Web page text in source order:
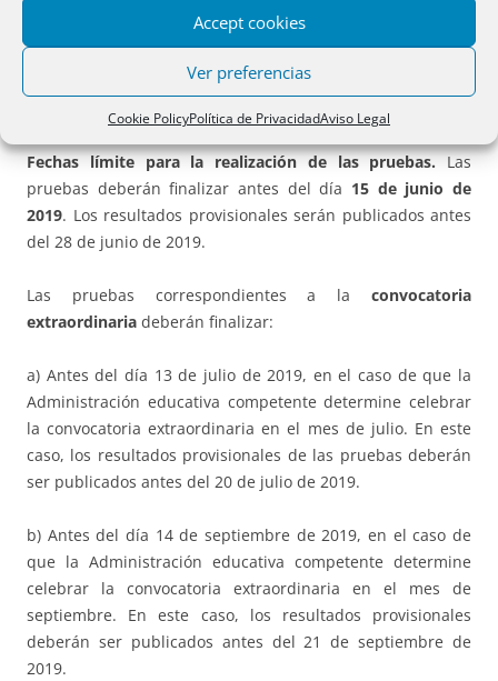
Accept cookies
Ver preferencias
Cookie PolicyPolítica de PrivacidadAviso Legal
Administraciones educativas podrán completar el 30 %
restante de la calificación a través de la evaluación de
estándares de los establecidos en el anexo I del
Decreto 1105/2014, de 26 de diciembre.
Fechas límite para la realización de las pruebas.Las
pruebas deberán finalizar antes del día 15 de junio de
2019. Los resultados provisionales serán publicados antes
del 28 de junio de 2019.
Las pruebas correspondientes a la convocatoria
extraordinaria deberán finalizar:
a) Antes del día 13 de julio de 2019, en el caso de que la
Administración educativa competente determine celebrar
la convocatoria extraordinaria en el mes de julio. En este
caso, los resultados provisionales de las pruebas deberán
ser publicados antes del 20 de julio de 2019.
b) Antes del día 14 de septiembre de 2019, en el caso de
que la Administración educativa competente determine
celebrar la convocatoria extraordinaria en el mes de
septiembre. En este caso, los resultados provisionales
deberán ser publicados antes del 21 de septiembre de
2019.